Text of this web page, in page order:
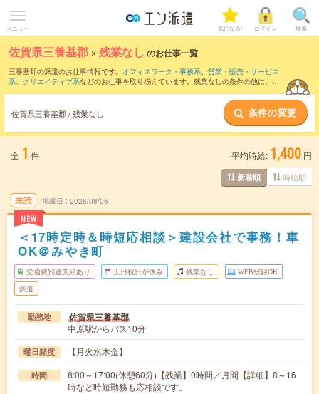
メニュー 気になる! ログイン 検索
佐賀県三養基郡 ×残業なし のお仕事一覧
三養基郡の派遣のお仕事情報です。 オフィスワーク・事務系、 営業・販売・サービス
系、 クリエイティブ系などのお仕事を取り揃えています。残業なしの条件の他に、 交
佐賀県三養基郡 / 残業なし 条件の変更
全 1 件 平均時給: 1,400 円
新着順 時給順
未読
NEW
掲載日 2026/08/06
＜17時定時＆時短応相談＞建設会社で事務！車
OK＠みやき町
交通費別途支給あり 土日祝日が休み 残業なし WEB登録OK
派遣
勤務地 佐賀県三養基郡
中原駅からバス10分
曜日頻度 【月火水木金】
時間
8:00～17:00(休憩60分)【残業】0時間／月間【詳細】8～16
時など時短勤務も応相談です。